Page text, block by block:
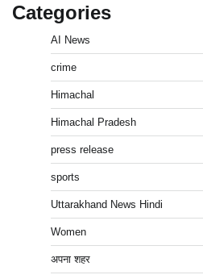
Categories
AI News
crime
Himachal
Himachal Pradesh
press release
sports
Uttarakhand News Hindi
Women
अपना शहर